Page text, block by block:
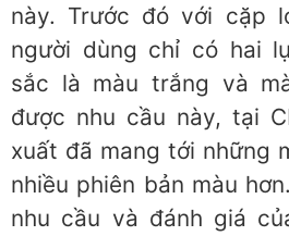
này. Trước đó với cặp
người dùng chỉ có hai
sắc là màu trắng và
được nhu cầu này, tại
xuất đã mang tới những
nhiều phiên bản màu
nhu cầu và đánh giá